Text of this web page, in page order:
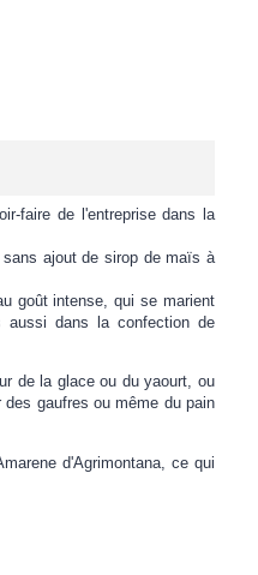
faire de l'entreprise dans la
ajout de sirop de maïs à
goût intense, qui se marient
aussi dans la confection de
de la glace ou du yaourt, ou
gaufres ou même du pain
d'Agrimontana, ce qui